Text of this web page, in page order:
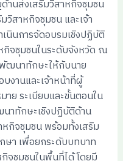
านส่งเสริมวิสาหกิจชุมชน
สาหกิจชุมชน และเจ้า
นินการจัดอบรมเชิงปฏิบัติ
กิจชุมชนในระดับจังหวัด ณ
ฒนาทักษะให้กับนาย
งานและเจ้าหน้าที่ผู้
าย ระเบียบและขั้นตอนใน
าทักษะเชิงปฏิบัติด้าน
กิจชุมชน พร้อมทั้งเสริม
ษา เพื่อยกระดับบทบาท
จชุมชนในพื้นที่ได้ โดยมี